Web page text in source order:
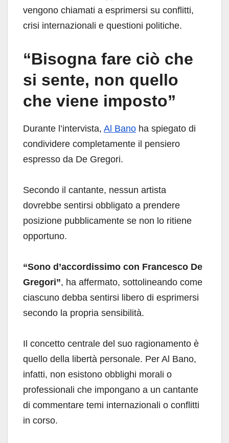
vengono chiamati a esprimersi su conflitti,
crisi internazionali e questioni politiche.
“Bisogna fare ciò che
si sente, non quello
che viene imposto”
Durante l’intervista, Al Bano ha spiegato di
condividere completamente il pensiero
espresso da De Gregori.
Secondo il cantante, nessun artista
dovrebbe sentirsi obbligato a prendere
posizione pubblicamente se non lo ritiene
opportuno.
“Sono d’accordissimo con Francesco De
Gregori”, ha affermato, sottolineando come
ciascuno debba sentirsi libero di esprimersi
secondo la propria sensibilità.
Il concetto centrale del suo ragionamento è
quello della libertà personale. Per Al Bano,
infatti, non esistono obblighi morali o
professionali che impongano a un cantante
di commentare temi internazionali o conflitti
in corso.